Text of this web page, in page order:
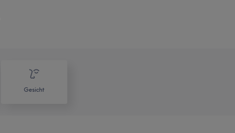
Gesicht